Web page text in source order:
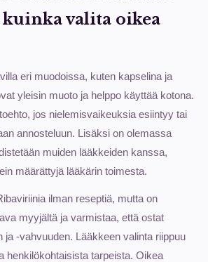
kuinka valita oikea
eri muodoissa, kuten kapselina ja
yleisin muoto ja helppo käyttää kotona.
jos nielemisvaikeuksia esiintyy tai
annosteluun. Lisäksi on olemassa
muiden lääkkeiden kanssa,
määrättyjä lääkärin toimesta.
ilman reseptiä, mutta on
myyjältä ja varmistaa, että ostat
ja -vahvuuden. Lääkkeen valinta riippuu
henkilökohtaisista tarpeista. Oikea